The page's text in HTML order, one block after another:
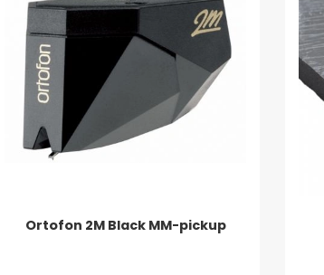
Ortofon 2M Black MM-pickup